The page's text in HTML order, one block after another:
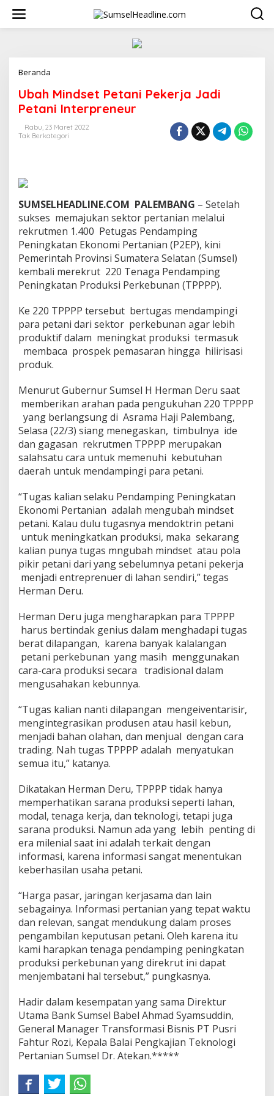
w
Beranda
a
h
M
i
n
e
n
i
P
e
k
e
a
J
a
d
i
e
t
a
n
i
I
n
p
r
e
n
u
r
Ubah Mindset Petani Pekerja Jadi
Petani Interpreneur
Rabu, 23 Maret 2022
Tak Berkategori
SUMSELHEADLINE.COM PALEMBANG – Setelah
sukses memajukan sektor pertanian melalui
rekrutmen 1.400 Petugas Pendamping
Peningkatan Ekonomi Pertanian (P2EP), kini
Pemerintah Provinsi Sumatera Selatan (Sumsel)
kembali merekrut 220 Tenaga Pendamping
Peningkatan Produksi Perkebunan (TPPPP).
Ke 220 TPPPP tersebut bertugas mendampingi
para petani dari sektor perkebunan agar lebih
produktif dalam meningkat produksi termasuk
membaca prospek pemasaran hingga hilirisasi
produk.
Menurut Gubernur Sumsel H Herman Deru saat
memberikan arahan pada pengukuhan 220 TPPPP
yang berlangsung di Asrama Haji Palembang,
Selasa (22/3) siang menegaskan, timbulnya ide
dan gagasan rekrutmen TPPPP merupakan
salahsatu cara untuk memenuhi kebutuhan
daerah untuk mendampingi para petani.
“Tugas kalian selaku Pendamping Peningkatan
Ekonomi Pertanian adalah mengubah mindset
petani. Kalau dulu tugasnya mendoktrin petani
untuk meningkatkan produksi, maka sekarang
kalian punya tugas mngubah mindset atau pola
pikir petani dari yang sebelumnya petani pekerja
menjadi entreprenuer di lahan sendiri,” tegas
Herman Deru.
Herman Deru juga mengharapkan para TPPPP
harus bertindak genius dalam menghadapi tugas
berat dilapangan, karena banyak kalalangan
petani perkebunan yang masih menggunakan
cara-cara produksi secara tradisional dalam
mengusahakan kebunnya.
“Tugas kalian nanti dilapangan mengeiventarisir,
mengintegrasikan produsen atau hasil kebun,
menjadi bahan olahan, dan menjual dengan cara
trading. Nah tugas TPPPP adalah menyatukan
semua itu,” katanya.
Dikatakan Herman Deru, TPPPP tidak hanya
memperhatikan sarana produksi seperti lahan,
modal, tenaga kerja, dan teknologi, tetapi juga
sarana produksi. Namun ada yang lebih penting di
era milenial saat ini adalah terkait dengan
informasi, karena informasi sangat menentukan
keberhasilan usaha petani.
“Harga pasar, jaringan kerjasama dan lain
sebagainya. Informasi pertanian yang tepat waktu
dan relevan, sangat mendukung dalam proses
pengambilan keputusan petani. Oleh karena itu
kami harapkan tenaga pendamping peningkatan
produksi perkebunan yang direkrut ini dapat
menjembatani hal tersebut,” pungkasnya.
Hadir dalam kesempatan yang sama Direktur
Utama Bank Sumsel Babel Ahmad Syamsuddin,
General Manager Transformasi Bisnis PT Pusri
Fahtur Rozi, Kepala Balai Pengkajian Teknologi
Pertanian Sumsel Dr. Atekan.*****